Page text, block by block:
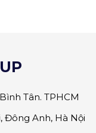
Tân. TPHCM
Đông Anh, Hà Nội